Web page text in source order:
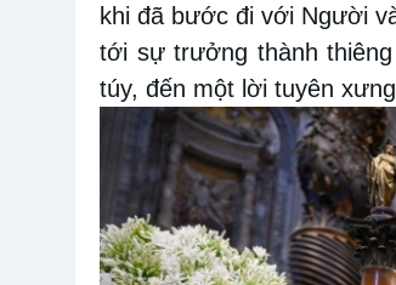
khi đã bước đi với Người
tới sự trưởng thành
túy, đến một lời tuyên